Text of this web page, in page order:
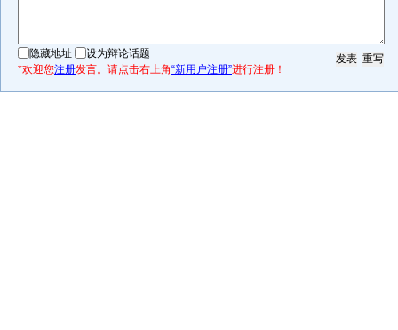
隐藏地址
设为辩论话题
*欢迎您注册发言。请点击右上角“新用户注册”进行注册！